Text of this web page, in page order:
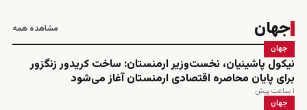
جهان مشاهده همه
جهان
نیکول پاشینیان، نخست‌وزیر ارمنستان: ساخت کریدور زنگزور
برای پایان محاصره اقتصادی ارمنستان آغاز می‌شود
۱ ساعت پیش
جهان